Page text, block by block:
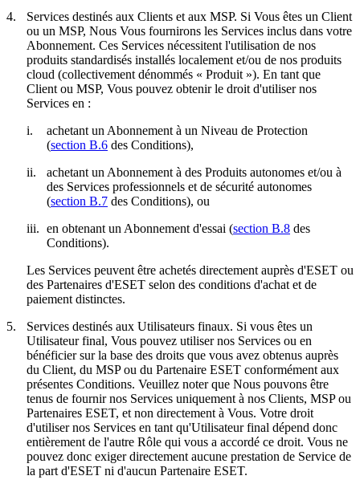
4. Services destinés aux Clients et aux MSP. Si Vous êtes un Client
ou un MSP, Nous Vous fournirons les Services inclus dans votre
Abonnement. Ces Services nécessitent l'utilisation de nos
produits standardisés installés localement et/ou de nos produits
cloud (collectivement dénommés « Produit»). En tant que
Client ou MSP, Vous pouvez obtenir le droit d'utiliser nos
Services en :
i.
achetant un Abonnement à un Niveau de Protection
(section B.6 des Conditions),
ii.
achetant un Abonnement à des Produits autonomes et/ou à
des Services professionnels et de sécurité autonomes
(section B.7 des Conditions), ou
iii. en obtenant un Abonnement d'essai (section B.8 des
Conditions).
Les Services peuvent être achetés directement auprès d'ESET ou
des Partenaires d'ESET selon des conditions d'achat et de
paiement distinctes.
5.
Services destinés aux Utilisateurs finaux. Si vous êtes un
Utilisateur final, Vous pouvez utiliser nos Services ou en
bénéficier sur la base des droits que vous avez obtenus auprès
du Client, du MSP ou du Partenaire ESET conformément aux
présentes Conditions. Veuillez noter que Nous pouvons être
tenus de fournir nos Services uniquement à nos Clients, MSP ou
Partenaires ESET, et non directement à Vous. Votre droit
d'utiliser nos Services en tant qu'Utilisateur final dépend donc
entièrement de l'autre Rôle qui vous a accordé ce droit. Vous ne
pouvez donc exiger directement aucune prestation de Service de
la part d'ESET ni d'aucun Partenaire ESET.